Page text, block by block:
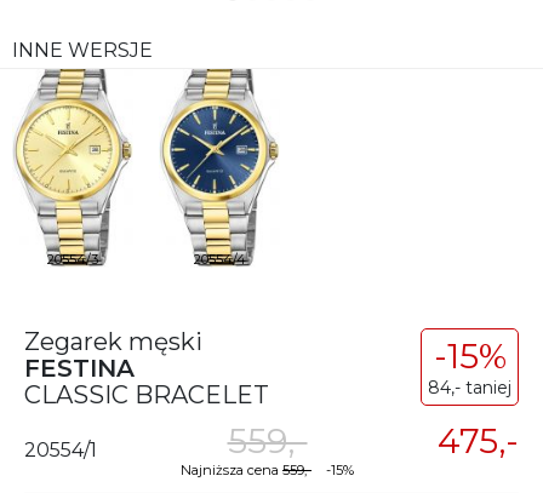
INNE WERSJE
20554/3 20554/4
Zegarek męski
FESTINA
CLASSIC BRACELET
-15%
84,- taniej
20554/1 475,-
559,-
Najniższa cena 559,- -15%